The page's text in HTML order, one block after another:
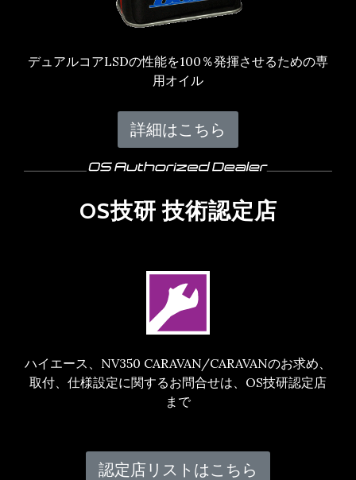
デュアルコアLSDの性能を100％発揮させるための専
用オイル
詳細はこちら
OS技研 技術認定店
ハイエース、NV350 CARAVAN/CARAVANのお求め、
取付、仕様設定に関するお問合せは、OS技研認定店
まで
認定店リストはこちら